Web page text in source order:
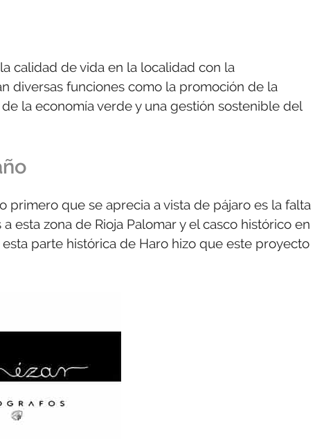
calidad de vida en la localidad con la
diversas funciones como la promoción de la
la economía verde y una gestión sostenible del
primero que se aprecia a vista de pájaro es la falta
esta zona de Rioja Palomar y el casco histórico en
parte histórica de Haro hizo que este proyecto